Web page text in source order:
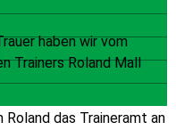
haben wir vom
Trainers Roland Mall
Roland das Traineramt an